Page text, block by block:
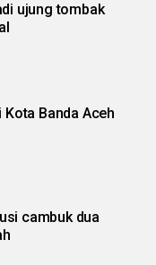
ujung tombak
Banda Aceh
cambuk dua